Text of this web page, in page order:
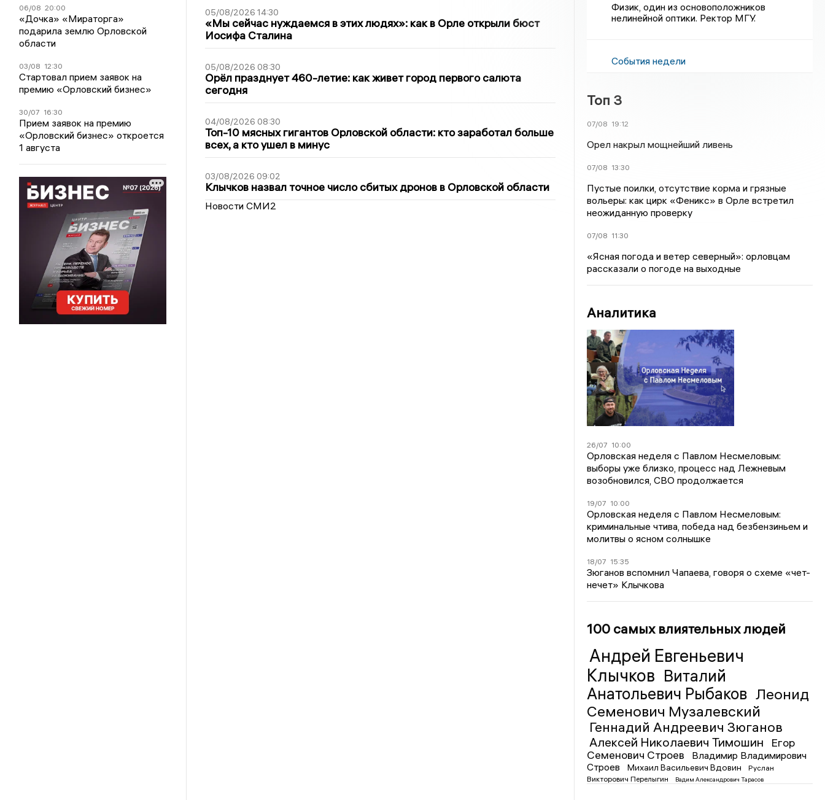
06/08 20:00
«Дочка» «Мираторга»
подарила землю Орловской
области
03/08 12:30
Стартовал прием заявок на
премию «Орловский бизнес»
30/07 16:30
Прием заявок на премию
«Орловский бизнес» откроется
1 августа
05/08/2026 14:30
«Мы сейчас нуждаемся в этих людях»: как в Орле открыли бюст
Иосифа Сталина
05/08/2026 08:30
Орёл празднует 460-летие: как живет город первого салюта
сегодня
04/08/2026 08:30
Топ-10 мясных гигантов Орловской области: кто заработал больше
всех, а кто ушел в минус
03/08/2026 09:02
Клычков назвал точное число сбитых дронов в Орловской области
Новости СМИ2
Физик, один из основоположников
нелинейной оптики. Ректор МГУ.
События недели
Топ 3
07/08 19:12
Орел накрыл мощнейший ливень
07/08 13:30
Пустые поилки, отсутствие корма и грязные
вольеры: как цирк «Феникс» в Орле встретил
неожиданную проверку
07/08 11:30
«Ясная погода и ветер северный»: орловцам
рассказали о погоде на выходные
Аналитика
26/07 10:00
Орловская неделя с Павлом Несмеловым:
выборы уже близко, процесс над Лежневым
возобновился, СВО продолжается
19/07 10:00
Орловская неделя с Павлом Несмеловым:
криминальные чтива, победа над безбензиньем и
молитвы о ясном солнышке
18/07 15:35
Зюганов вспомнил Чапаева, говоря о схеме «чет-
нечет» Клычкова
100 самых влиятельных людей
Андрей Евгеньевич
Клычков Виталий
Анатольевич Рыбаков Леонид
Семенович Музалевский
Геннадий Андреевич Зюганов
Алексей Николаевич Тимошин
Егор
Семенович Строев
Владимир Владимирович
Строев
Михаил Васильевич Вдовин
Руслан
Викторович Перелыгин
Вадим Александрович Тарасов